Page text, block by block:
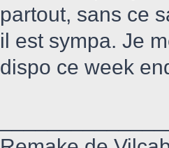
partout, sans ce
il est sympa. Je
dispo ce week